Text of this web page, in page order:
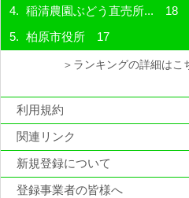
稲清農園ぶどう直売所... 18
柏原市役所17
＞ランキングの詳細はこ
利用規約
関連リンク
新規登録について
登録事業者の皆様へ